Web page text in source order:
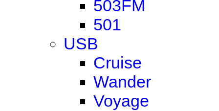
503FM
501
USB
Cruise
Wander
Voyage